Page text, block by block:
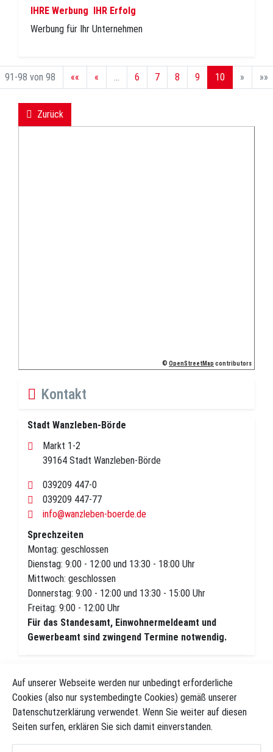
Auf unserer Webseite werden nur unbedingt erforderliche
Cookies (also nur systembedingte Cookies) gemäß unserer
Datenschutzerklärung verwendet. Wenn Sie weiter auf diesen
Seiten surfen, erklären Sie sich damit einverstanden.
IHRE Werbung  IHR Erfolg
Werbung für Ihr Unternehmen
91-98 von 98 «« « 6 7 8 9 10 » »»
backward
Zurück
© OpenStreetMap contributors
Kontakt
Stadt Wanzleben-Börde
Markt 1-2
39164 Stadt Wanzleben-Börde
039209 447-0
039209 447-77
info@wanzleben-boerde.de
Sprechzeiten
Montag: geschlossen
Dienstag: 9:00 - 12:00 und 13:30 - 18:00 Uhr
Mittwoch: geschlossen
Donnerstag: 9:00 - 12:00 und 13:30 - 15:00 Uhr
Freitag: 9:00 - 12:00 Uhr
Für das Standesamt, Einwohnermeldeamt und
Gewerbeamt sind zwingend Termine notwendig.